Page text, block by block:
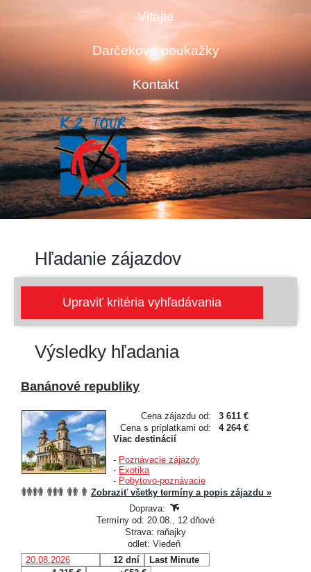
Vitajte
Darčekové poukažky
Kontakt
Hľadanie zájazdov
Výsledky hľadania
Banánové republiky
Cena zájazdu od:
3 611 €
Cena s príplatkami od:
4 264 €
Viac destinácií
- Poznávacie zájazdy
- Exotika
- Pobytovo-poznávacie
Zobraziť všetky termíny a popis zájazdu »
Doprava:
Termíny od: 20.08., 12 dňové
Strava: raňajky
odlet: Viedeň
20.08.2026
12 dní
Last Minute